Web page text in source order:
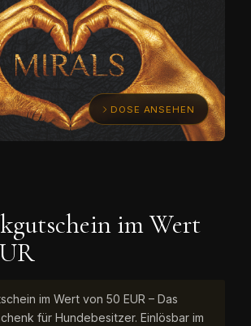
DOSE ANSEHEN
im Wert
im Wert von 50 EUR – Das
für Hundebesitzer. Einlösbar im